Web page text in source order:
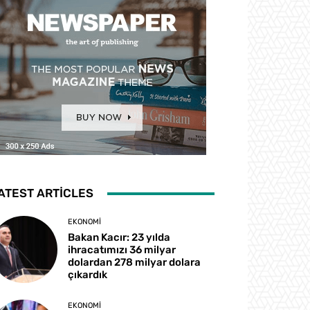
ARTICLES
EKONOMI
Bakan Kacır: 23 yılda
ihracatımızı 36 milyar
dolardan 278 milyar dolara
çıkardık
EKONOMI